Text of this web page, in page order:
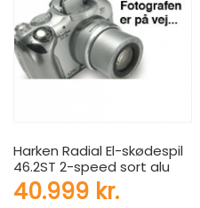
Harken Radial El-skødespil
46.2ST 2-speed sort alu
40.999 kr.